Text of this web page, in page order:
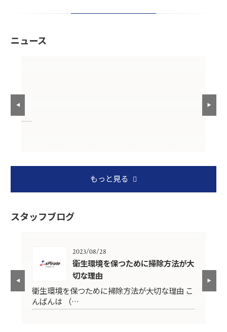
ニュース
まし
もっと見る
スタッフブログ
2023/08/28
衛生環境を保つために掃除方法が大
切な理由
衛生環境を保つために掃除方法が大切な理由 こ
んばんは （…